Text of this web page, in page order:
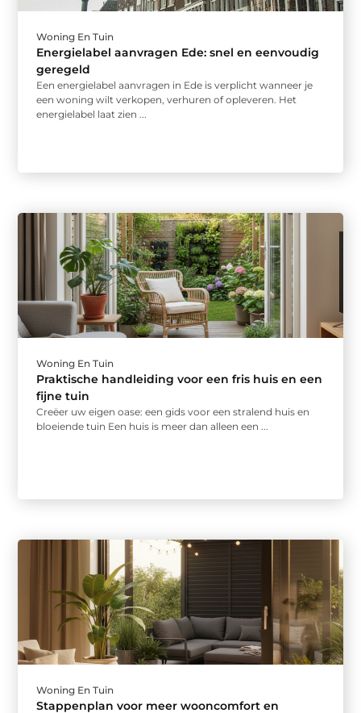
Woning En Tuin
Energielabel aanvragen Ede: snel en eenvoudig
geregeld
Een energielabel aanvragen in Ede is verplicht wanneer je
een woning wilt verkopen, verhuren of opleveren. Het
energielabel laat zien ...
Woning En Tuin
Praktische handleiding voor een fris huis en een
fijne tuin
Creëer uw eigen oase: een gids voor een stralend huis en
bloeiende tuin Een huis is meer dan alleen een ...
Woning En Tuin
Stappenplan voor meer wooncomfort en